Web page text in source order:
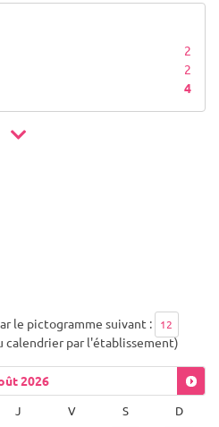
2
2
4
le pictogramme suivant : 12
calendrier par l'établissement)
2026
J V S D